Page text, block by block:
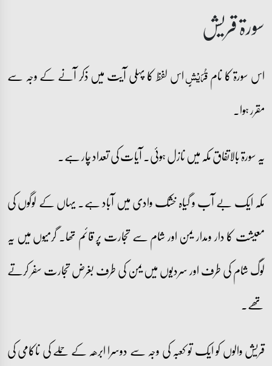
سورۃ قریش
اس سورۃ کا نامقُرَیۡشٍاس لفظ کا پہلی آیت میں ذکر آنے کے وجہ سے
مقرر ہوا۔
یہ سورۃ بالاتفاق مکہ میں نازل ہوئی۔ آیات کی تعداد چار ہے۔
مکہ ایک بے آب و گیاہ خشک وادی میں آباد ہے۔ یہاں کے لوگوں کی
معیشت کا دار ومدار یمن اور شام سے تجارت پر قائم تھا۔ گرمیوں میں یہ
لوگ شام کی طرف اور سردیوں میں یمن کی طرف بغرض تجارت سفر کرتے
تھے۔
قریش والوں کو ایک تو کعبہ کی وجہ سے دوسرا ابرھہ کے حملے کی ناکامی کی